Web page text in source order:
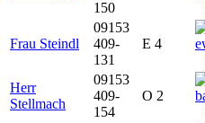
150
Frau Steindl
09153
409-
131
E 4
Herr
Stellmach
09153
409-
154
O 2